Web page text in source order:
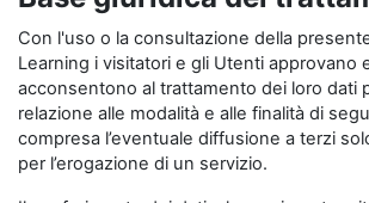
Con l'uso o la consultazione della
Learning i visitatori e gli Utenti approvano
acconsentono al trattamento dei loro dati
relazione alle modalità e alle finalità di
compresa l’eventuale diffusione a terzi
per l’erogazione di un servizio.